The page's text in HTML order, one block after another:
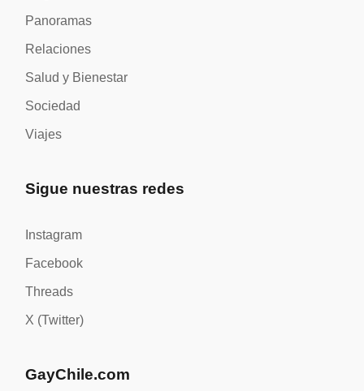
Panoramas
Relaciones
Salud y Bienestar
Sociedad
Viajes
Sigue nuestras redes
Instagram
Facebook
Threads
X (Twitter)
GayChile.com